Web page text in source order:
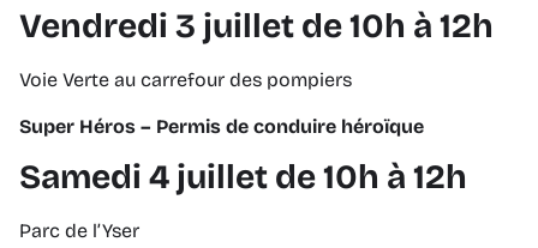
Vendredi 3 juillet de 10h à 12h
Voie Verte au carrefour des pompiers
Super Héros – Permis de conduire héroïque
Samedi 4 juillet de 10h à 12h
Parc de l’Yser